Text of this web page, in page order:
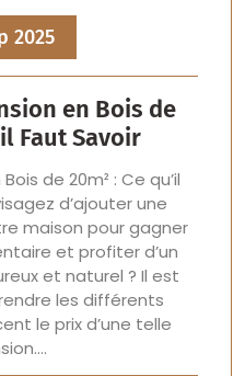
2025
en Bois de
Faut Savoir
de 20m² : Ce qu’il
d’ajouter une
maison pour gagner
et profiter d’un
et naturel ? Il est
les différents
le prix d’une telle